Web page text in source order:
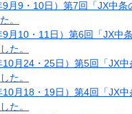
9月9・10日）第7回「JX中
。
9月10・11日）第6回「JX中
た。
10月24・25日）第5回「JX
た。
10月18・19日）第4回「JX
た。